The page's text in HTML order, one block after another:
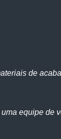
de
equipe de